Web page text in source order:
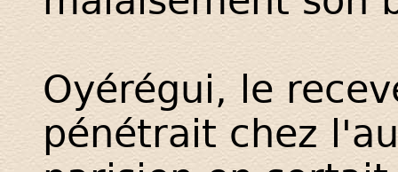
Oyérégui, le
pénétrait chez